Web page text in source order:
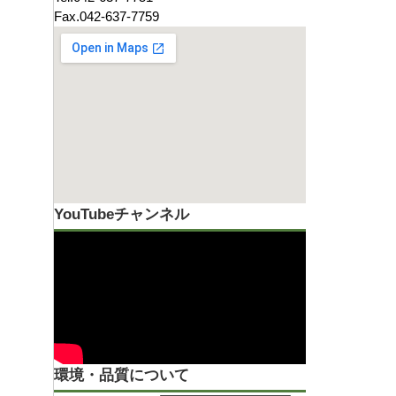
Fax.042-637-7759
YouTubeチャンネル
環境・品質について